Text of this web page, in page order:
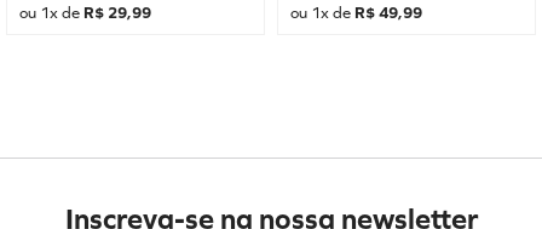
ou 1x de R$ 29,99 ou 1x de R$49,99
Inscreva-se na nossa newsletter